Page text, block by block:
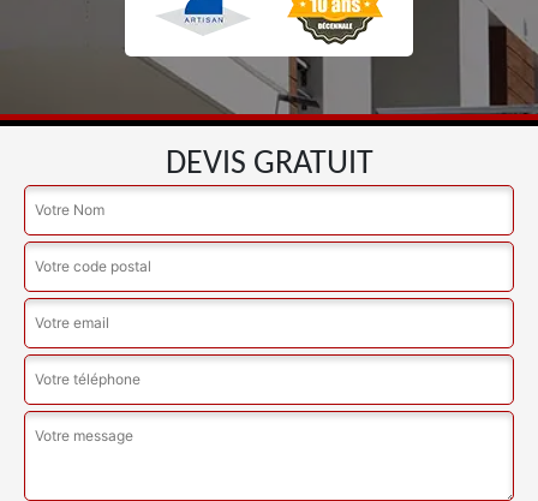
DEVIS GRATUIT